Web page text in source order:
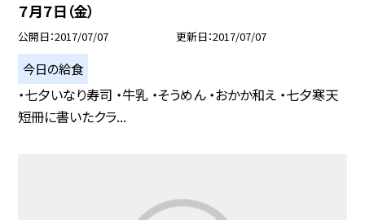
７月７日（金）
公開日 2017/07/07 更新日 2017/07/07
今日の給食
・七夕いなり寿司 ・牛乳 ・そうめん ・おかか和え ・七夕寒天
短冊に書いたクラ...